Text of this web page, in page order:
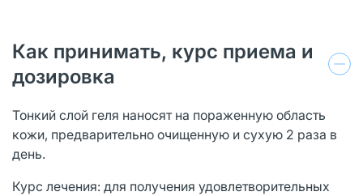
Как принимать, курс приема и
дозировка
Тонкий слой геля наносят на пораженную область
кожи, предварительно очищенную и сухую 2 раза в
день.
Курс лечения: для получения удовлетворительных